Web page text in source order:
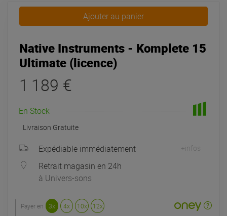
Ajouter au panier
Native Instruments - Komplete 15
Ultimate (licence)
1 189 €
En Stock
Livraison Gratuite
Expédiable immédiatement +infos
Retrait magasin en 24h
à Univers-sons
Payer en 3x 4x 10x 12x